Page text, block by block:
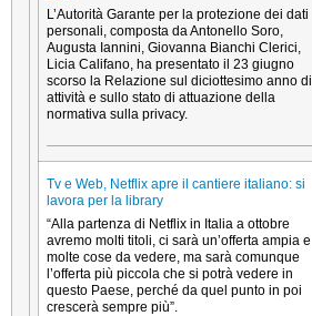
L’Autorità Garante per la protezione dei dati
personali, composta da Antonello Soro,
Augusta Iannini, Giovanna Bianchi Clerici,
Licia Califano, ha presentato il 23 giugno
scorso la Relazione sul diciottesimo anno di
attività e sullo stato di attuazione della
normativa sulla privacy.
Tv e Web, Netflix apre il cantiere italiano: si
lavora per la library
“Alla partenza di Netflix in Italia a ottobre
avremo molti titoli, ci sarà un’offerta ampia e
molte cose da vedere, ma sarà comunque
l’offerta più piccola che si potrà vedere in
questo Paese, perché da quel punto in poi
crescerà sempre più”.